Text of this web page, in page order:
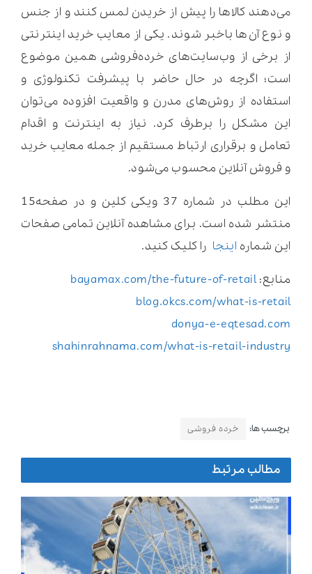
می‌دهند کالاها را پیش از خریدن لمس کنند و از جنس
و نوع آن‌ها باخبر شوند. یکی از معایب خرید اینترنتی
از برخی از وب‌سایت‌های خرده‌فروشی همین موضوع
است؛ اگرچه در حال حاضر با پیشرفت تکنولوژی و
استفاده از روش‌های مدرن و واقعیت افزوده می‌توان
این مشکل را برطرف کرد. نیاز به اینترنت و اقدام
تعامل و برقراری ارتباط مستقیم از جمله معایب خرید
و فروش آنلاین محسوب می‌شود.
این مطلب در شماره 37 ویکی کلین و در صفحه15
منتشر شده است. برای مشاهده آنلاین تمامی صفحات
این شماره اینجا را کلیک کنید.
منابع:bayamax.com/the-future-of-retail
blog.okcs.com/what-is-retail
donya-e-eqtesad.com
shahinrahnama.com/what-is-retail-industry
برچسب ها: خرده فروشی
مطالب مرتبط